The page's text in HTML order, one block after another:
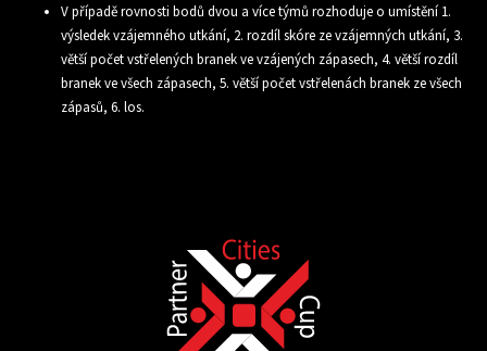
V případě rovnosti bodů dvou a více týmů rozhoduje o umístění 1.
výsledek vzájemného utkání, 2. rozdíl skóre ze vzájemných utkání, 3.
větší počet vstřelených branek ve vzájených zápasech, 4. větší rozdíl
branek ve všech zápasech, 5. větší počet vstřelenách branek ze všech
zápasů, 6. los.